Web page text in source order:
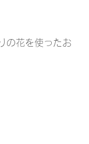
の花を使ったお